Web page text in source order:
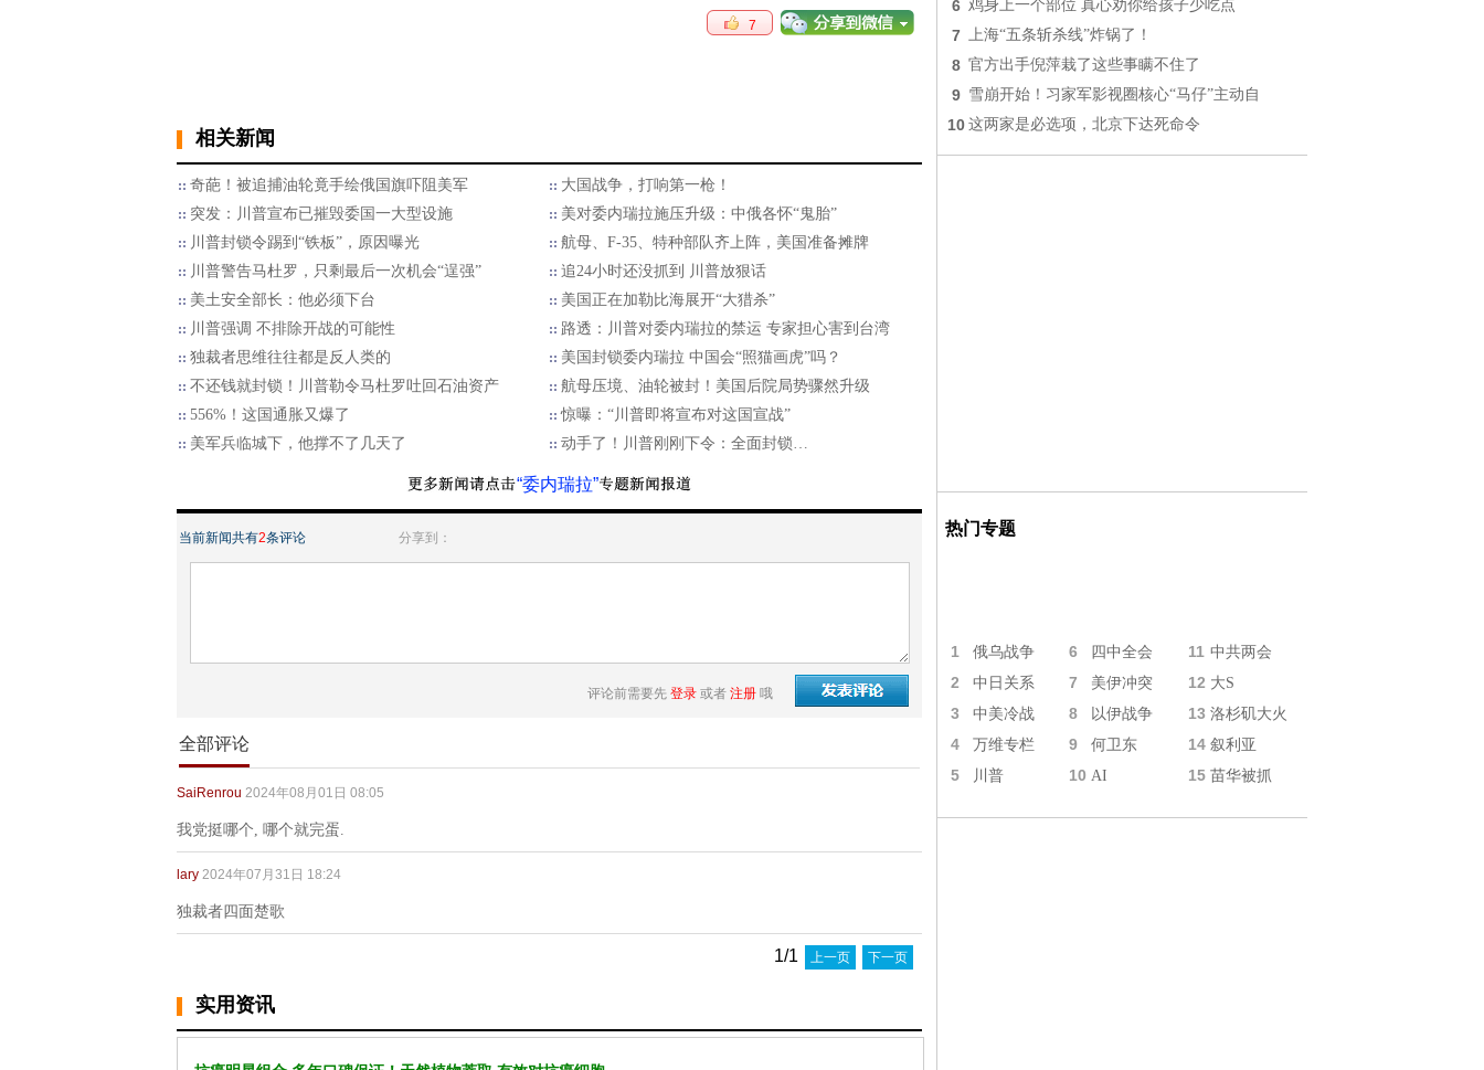
7
相关新闻
奇葩！被追捕油轮竟手绘俄国旗吓阻美军
大国战争，打响第一枪！
突发：川普宣布已摧毁委国一大型设施
美对委内瑞拉施压升级：中俄各怀“鬼胎”
川普封锁令踢到“铁板”，原因曝光
航母、F-35、特种部队齐上阵，美国准备摊牌
川普警告马杜罗，只剩最后一次机会“逞强”
追24小时还没抓到 川普放狠话
美土安全部长：他必须下台
美国正在加勒比海展开“大猎杀”
川普强调 不排除开战的可能性
路透：川普对委内瑞拉的禁运 专家担心害到台湾
独裁者思维往往都是反人类的
美国封锁委内瑞拉 中国会“照猫画虎”吗？
不还钱就封锁！川普勒令马杜罗吐回石油资产
航母压境、油轮被封！美国后院局势骤然升级
556%！这国通胀又爆了
惊曝：“川普即将宣布对这国宣战”
美军兵临城下，他撑不了几天了
动手了！川普刚刚下令：全面封锁…
“委内瑞拉”
当前新闻共有2条评论 分享到：
评论前需要先 登录 或者 注册 哦
全部评论
SaiRenrou 2024年08月01日 08:05
我党挺哪个, 哪个就完蛋.
lary 2024年07月31日 18:24
独裁者四面楚歌
1/1 上一页 下一页
实用资讯
6 鸡身上一个部位 真心劝你给孩子少吃点
7 上海“五条斩杀线”炸锅了！
8 官方出手倪萍栽了这些事瞒不住了
9 雪崩开始！习家军影视圈核心“马仔”主动自
10 这两家是必选项，北京下达死命令
热门专题
1 俄乌战争 6 四中全会 11 中共两会
2 中日关系 7 美伊冲突 12 大S
3 中美冷战 8 以伊战争 13 洛杉矶大火
4 万维专栏 9 何卫东 14 叙利亚
5 川普 10 AI 15 苗华被抓